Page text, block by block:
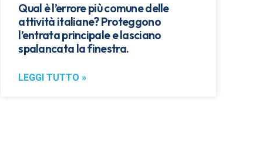
Qual è l’errore più comune delle
attività italiane? Proteggono
l’entrata principale e lasciano
spalancata la finestra.
LEGGI TUTTO »